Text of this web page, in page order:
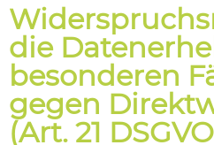
die
besonderen
gegen
(Art. 21